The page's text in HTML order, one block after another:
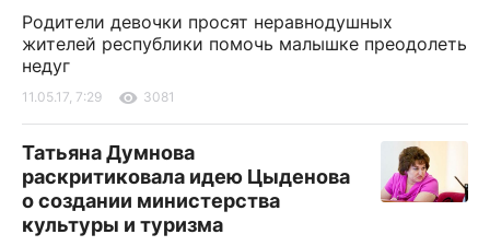
Родители девочки просят неравнодушных
жителей республики помочь малышке преодолеть
недуг
11.05.17, 7:29 3081
Татьяна Думнова
раскритиковала идею Цыденова
о создании министерства
культуры и туризма